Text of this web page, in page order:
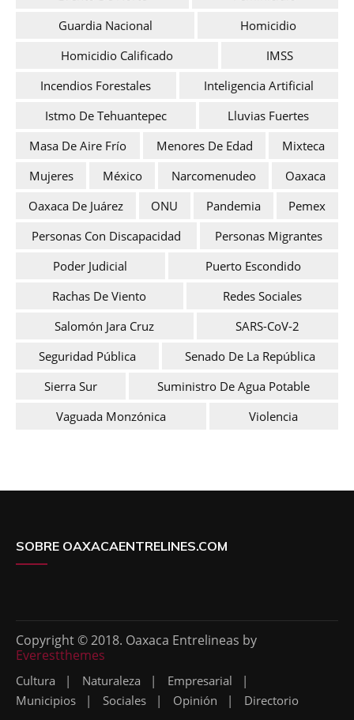
Guardia Nacional
Homicidio
Homicidio Calificado
IMSS
Incendios Forestales
Inteligencia Artificial
Istmo De Tehuantepec
Lluvias Fuertes
Masa De Aire Frío
Menores De Edad
Mixteca
Mujeres
México Narcomenudeo
Oaxaca
Oaxaca De Juárez
ONU Pandemia
Pemex
Personas Con Discapacidad
Personas Migrantes
Poder Judicial
Puerto Escondido
Rachas De Viento
Redes Sociales
Salomón Jara Cruz
SARS-CoV-2
Seguridad Pública
Senado De La República
Sierra Sur
Suministro De Agua Potable
Vaguada Monzónica
Violencia
SOBRE OAXACAENTRELINES.COM
Copyright © 2018. Oaxaca Entrelineas by
Everestthemes
Cultura Naturaleza
Empresarial
Municipios
Sociales Opinión Directorio